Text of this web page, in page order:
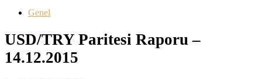
Genel
USD/TRY Paritesi Raporu –
14.12.2015